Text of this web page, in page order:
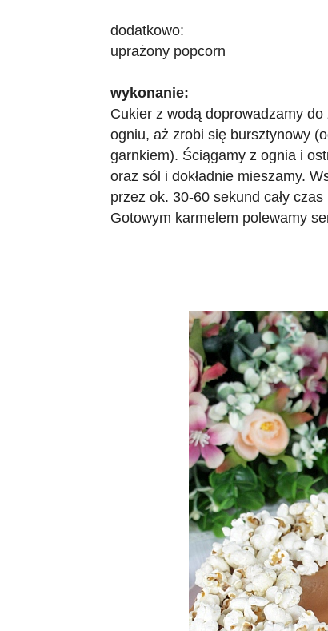
dodatkowo:
uprażony popcorn
wykonanie:
Cukier z wodą doprowadzamy
ogniu, aż zrobi się bursztynowy
garnkiem). Ściągamy z ognia i
oraz sól i dokładnie mieszamy.
przez ok. 30-60 sekund cały
Gotowym karmelem polewamy